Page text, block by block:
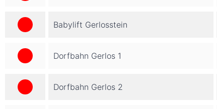
Babylift Gerlosstein
Dorfbahn Gerlos 1
Dorfbahn Gerlos 2